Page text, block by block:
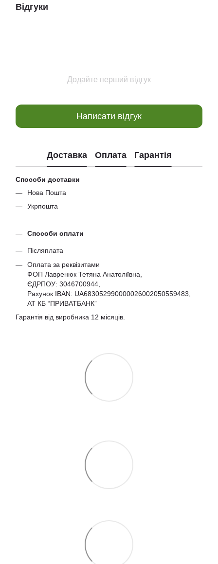
Відгуки
Додайте перший відгук
Написати відгук
Доставка Оплата Гарантія
Способи доставки
Нова Пошта
Укрпошта
Способи оплати
Післяплата
Оплата за реквізитами
ФОП Лавренюк Тетяна Анатоліївна,
ЄДРПОУ: 3046700944
Рахунок IBAN: UA683052990000026002050559483,
АТ КБ “ПРИВАТБАНК”
Гарантія від виробника 12 місяців.